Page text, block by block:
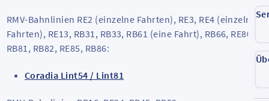
RMV-Bahnlinien RE2 (einzelne Fahrten), RE3, RE4 (einzelne
Fahrten), RE13, RB31, RB33, RB61 (eine Fahrt), RB66, RE80,
RB81, RB82, RE85, RB86:
Coradia Lint54 / Lint81